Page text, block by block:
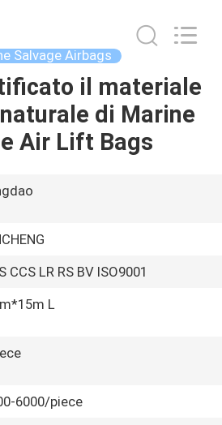
Salvage Airbags
il materiale
di Marine
Air Lift Bags
CCS LR RS BV ISO9001
L
6000/piece